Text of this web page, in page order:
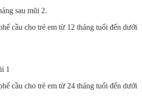
sau mũi 2.
cầu cho trẻ em từ 12 tháng tuổi đến dưới
1
cầu cho trẻ em từ 24 tháng tuổi đến dưới